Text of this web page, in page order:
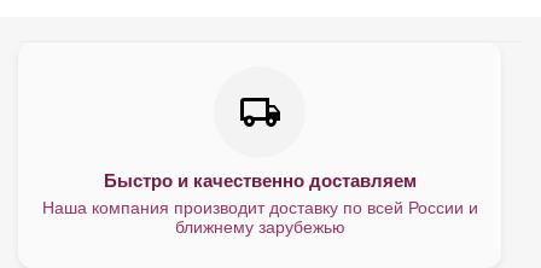
Быстро и качественно доставляем
Наша компания производит доставку по всей России и
ближнему зарубежью